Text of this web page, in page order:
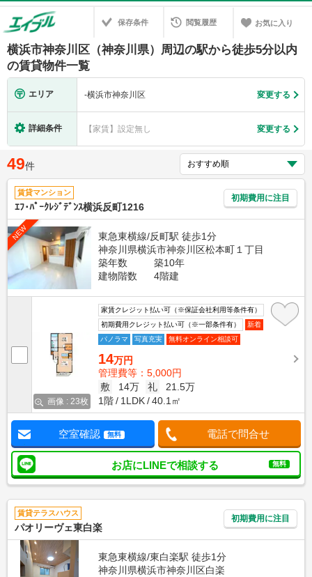
保存条件 閲覧履歴 お気に入り
横浜市神奈川区（神奈川県）周辺の駅から徒歩5分以内
の賃貸物件一覧
エリア -横浜市神奈川区 変更する
詳細条件 【家賃】設定無し 変更する
49件
賃貸マンション
ｴﾌ･ﾊﾟｰｸﾚｼﾞﾃﾞﾝｽ横浜反町1216
初期費用に注目
NEW
東急東横線/反町駅 徒歩1分
神奈川県横浜市神奈川区松本町１丁目
築年数
築10年
建物階数
4階建
画像 : 23枚
家賃クレジット払い可（※保証会社利用等条件有）
初期費用クレジット払い可（※一部条件有）
新着
パノラマ
写真充実 無料オンライン相談可
14万円
管理費等：5,000円
敷
14万 礼
21.5万
1階
1LDK 40.1㎡
空室確認 無料 電話で問合せ
お店にLINEで相談する 無料
賃貸テラスハウス
パオリーヴェ東白楽
初期費用に注目
東急東横線/東白楽駅 徒歩1分
神奈川県横浜市神奈川区白楽